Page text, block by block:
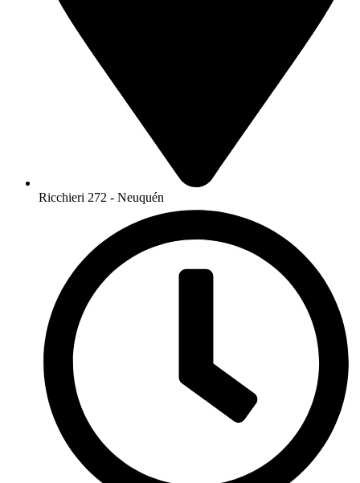
Ricchieri 272 - Neuquén